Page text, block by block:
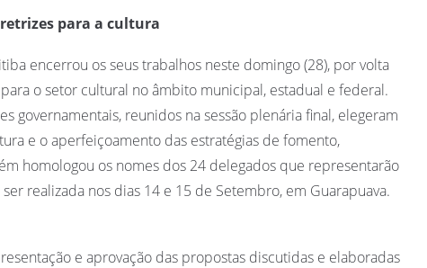
para a cultura
encerrou os seus trabalhos neste domingo (28), por volta
o setor cultural no âmbito municipal, estadual e federal.
governamentais, reunidos na sessão plenária final, elegeram
e o aperfeiçoamento das estratégias de fomento,
homologou os nomes dos 24 delegados que representarão
realizada nos dias 14 e 15 de Setembro, em Guarapuava.
e aprovação das propostas discutidas e elaboradas